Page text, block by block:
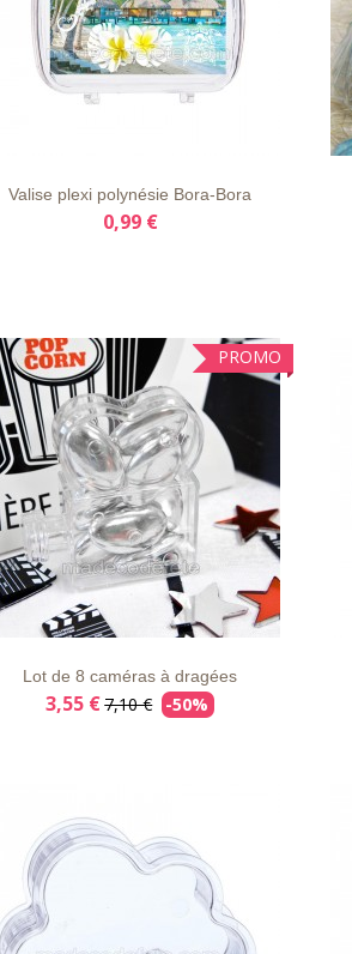
Valise plexi polynésie Bora-Bora
0,99 €
PROMO
LISTE
D'ENVIE
RAPIDE
DÉTAILS
Lot de 8 caméras à dragées
3,55 €7,10 € -50%